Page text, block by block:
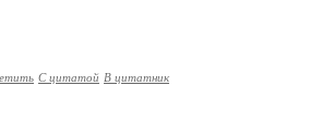
С цитатой В цитатник